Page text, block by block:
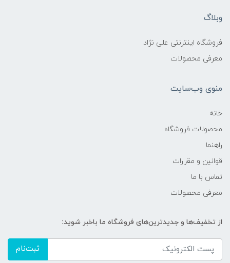
وبلاگ
فروشگاه اینترنتی علی نژاد
معرفی محصولات
منوی وب‌سایت
خانه
محصولات فروشگاه
راهنما
قوانین و مقررات
تماس با ما
معرفی محصولات
از تخفیف‌ها و جدیدترین‌های فروشگاه ما باخبر شوید:
ثبت‌نام